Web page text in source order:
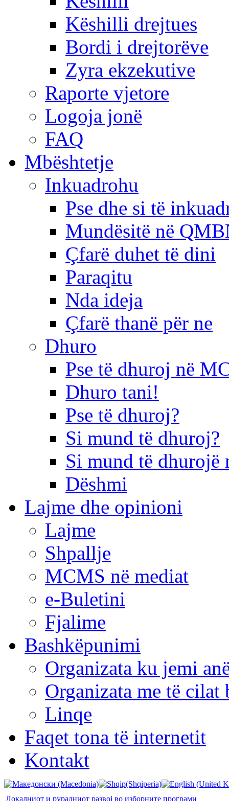
Këshilli drejtues
Bordi i drejtorëve
Zyra ekzekutive
Raporte vjetore
Logoja jonë
FAQ
Mbështetje
Inkuadrohu
Pse dhe si të
Mundësitë në
Çfarë duhet të dini
Paraqitu
Nda ideja
Çfarë thanë për ne
Dhuro
Pse të dhuroj në
Dhuro tani!
Pse të dhuroj?
Si mund të dhuroj?
Si mund të dhurojë
Dëshmi
Lajme dhe opinioni
Lajme
Shpallje
MCMS në mediat
e-Buletini
Fjalime
Bashkëpunimi
Organizata ku jemi
Organizata me të cilat
Linqe
Faqet tona të internetit
Kontakt
Локалниот и руралниот развој во изборните програми